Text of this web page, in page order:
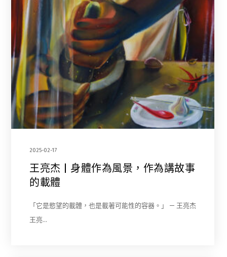
2025-02-17
王亮杰 | 身體作為風景，作為講故事
的載體
「它是慾望的載體，也是載著可能性的容器。」 — 王亮杰
王亮…